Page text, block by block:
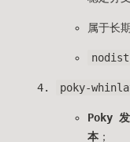
属于长
poky-
Poky
本 ；